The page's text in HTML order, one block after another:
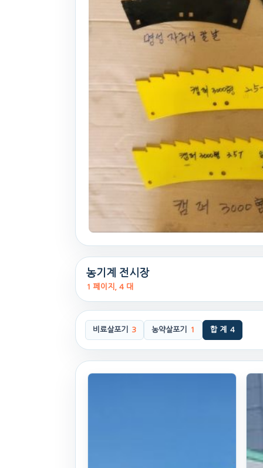
농기계 전시장
1 페이지, 4 대
비료살포기 3 농약살포기 1 합 계 4